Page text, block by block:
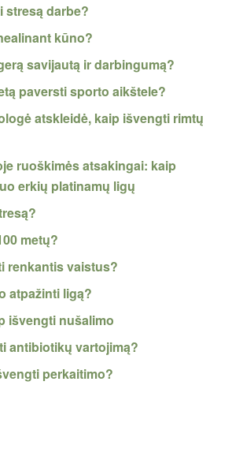
stresą darbe?
kūno?
savijautą ir darbingumą?
paversti sporto aikštele?
atskleidė, kaip išvengti rimtų
ruoškimės atsakingai: kaip
erkių platinamų ligų
metų?
renkantis vaistus?
atpažinti ligą?
išvengti nušalimo
antibiotikų vartojimą?
perkaitimo?